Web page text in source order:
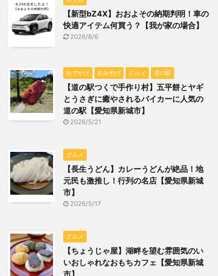
【新型bZ4X】おおよその納期判明！車の
快適アイテム何買う？【我が家の場合】
2026/8/6
おでかけ おみやげ グルメ 道の駅
【道の駅つくで手作り村】五平餅とヤギ
とうさぎに癒やされるバイカーに人気の
道の駅【愛知県新城市】
2026/5/21
グルメ
【長生うどん】カレーうどんが絶品！地
元民も激推し！行列の名店【愛知県新城
市】
2026/5/17
グルメ
【ちょうじゃ屋】湖畔を望む雰囲気のい
いおしゃれなおもちカフェ【愛知県新城
市】